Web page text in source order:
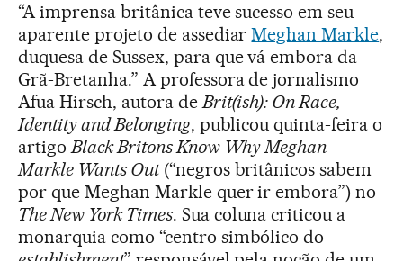
“A imprensa britânica teve sucesso em seu
aparente projeto de assediarMeghan Markle,
duquesa de Sussex, para que vá embora da
Grã-Bretanha.” A professora de jornalismo
Afua Hirsch, autora deBrit(ish): On Race,
Identity and Belonging, publicou quinta-feira o
artigoBlack Britons Know Why Meghan
Markle Wants Out(“negros britânicos sabem
por que Meghan Markle quer ir embora”) no
The New York Times. Sua coluna criticou a
monarquia como “centro simbólico do